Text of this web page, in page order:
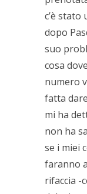
c’è stato
dopo
suo
cosa
numero
fatta
mi ha
non ha
se i miei
faranno
rifaccia -